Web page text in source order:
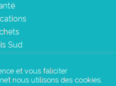
Sud
du site
et vous faliciter
nous utilisons des cookies.